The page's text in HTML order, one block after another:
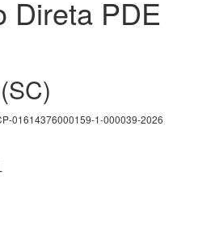
Direta PDE
01614376000159-1-000039-2026